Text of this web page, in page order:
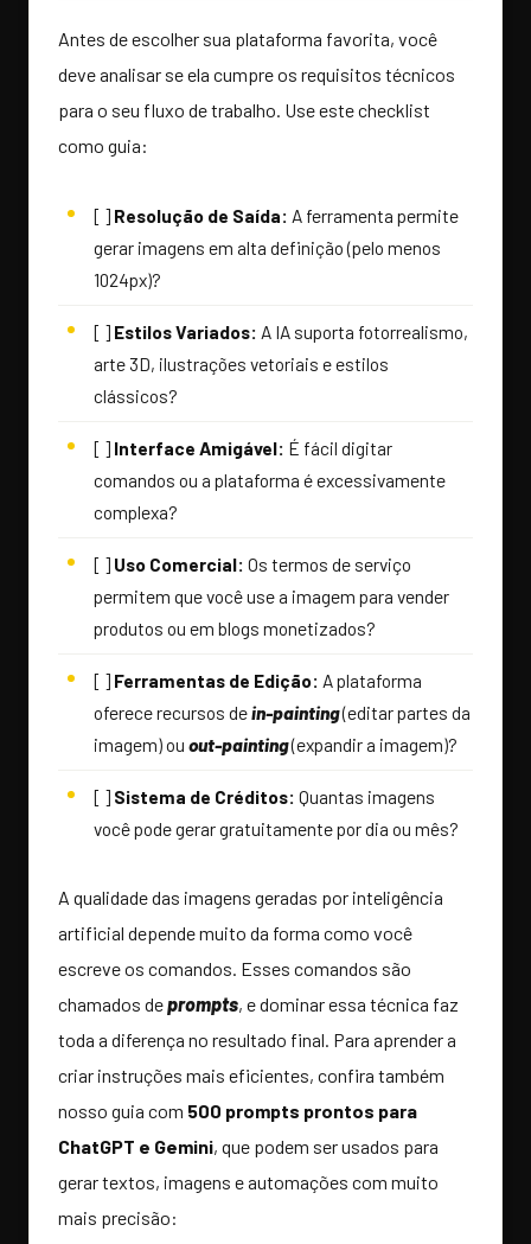
Antes de escolher sua plataforma favorita, você
deve analisar se ela cumpre os requisitos técnicos
para o seu fluxo de trabalho. Use este checklist
como guia:
[ ] Resolução de Saída: A ferramenta permite
gerar imagens em alta definição (pelo menos
1024px)?
[ ] Estilos Variados: A IA suporta fotorrealismo,
arte 3D, ilustrações vetoriais e estilos
clássicos?
[ ] Interface Amigável: É fácil digitar
comandos ou a plataforma é excessivamente
complexa?
[ ] Uso Comercial: Os termos de serviço
permitem que você use a imagem para vender
produtos ou em blogs monetizados?
[ ] Ferramentas de Edição: A plataforma
oferece recursos dein-painting(editar partes da
imagem) ou out-painting(expandir a imagem)?
[ ] Sistema de Créditos: Quantas imagens
você pode gerar gratuitamente por dia ou mês?
A qualidade das imagens geradas por inteligência
artificial depende muito da forma como você
escreve os comandos. Esses comandos são
chamados deprompts, e dominar essa técnica faz
toda a diferença no resultado final. Para aprender a
criar instruções mais eficientes, confira também
nosso guia com 500 prompts prontos para
ChatGPT e Gemini, que podem ser usados para
gerar textos, imagens e automações com muito
mais precisão: